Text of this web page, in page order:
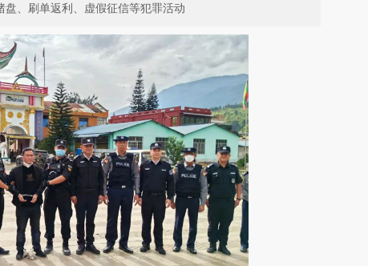
、刷单返利、虚假征信等犯罪活动